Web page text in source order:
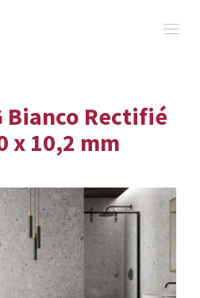
Bianco Rectifié
x 10,2 mm